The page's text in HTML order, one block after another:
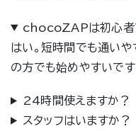
chocoZAPは初心者
はい。短時間でも通い
の方でも始めやすいです
24時間使えますか？
スタッフはいますか？